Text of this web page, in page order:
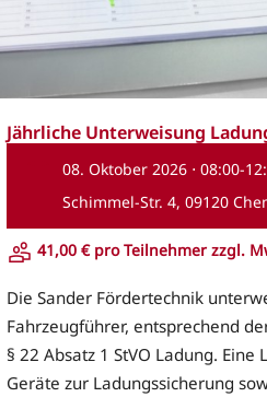
Jährliche Unterweisung
08. Oktober 2026 ⋅ 08:00-
Schimmel-Str. 4, 09120
41,00 € pro Teilnehmer zzgl.
Die Sander Fördertechnik
Fahrzeugführer, entsprechend
§ 22 Absatz 1 StVO Ladung.
Geräte zur Ladungssicherung